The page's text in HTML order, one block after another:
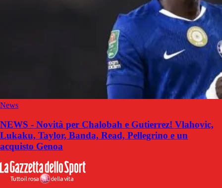
News
NEWS - Novità per Chalobah e Gutierrez! Vlahovic,
Lukaku, Taylor, Banda, Read, Pellegrino e un
acquisto Genoa